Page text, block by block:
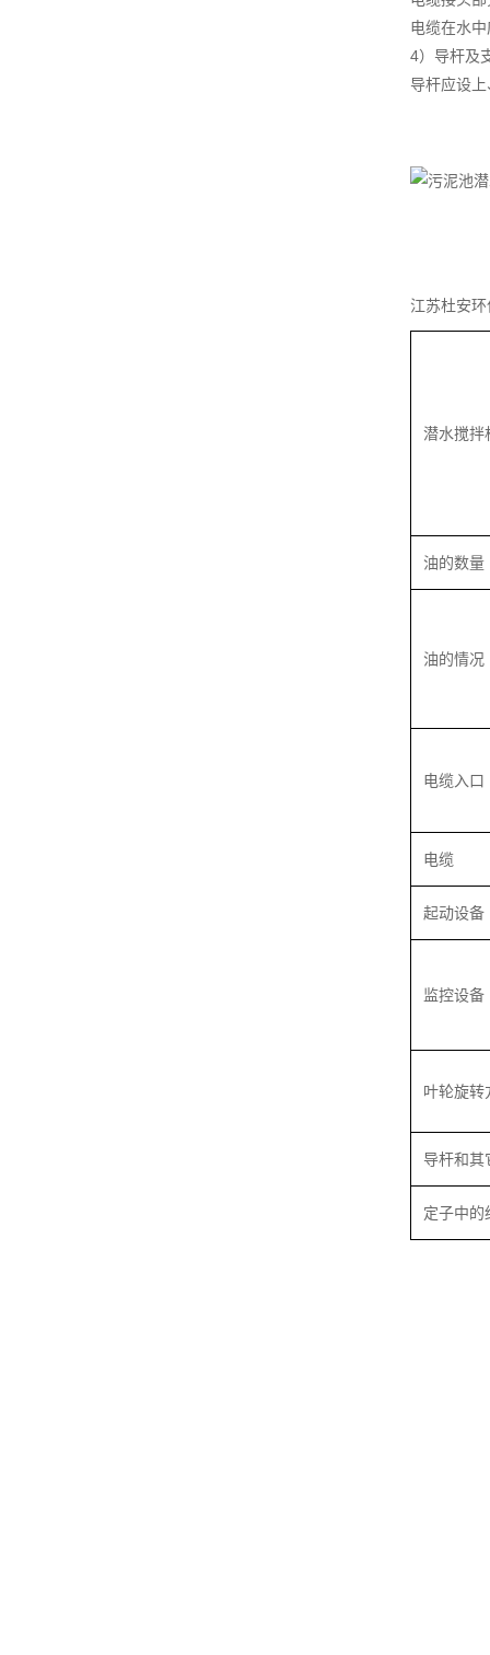
电缆在水
4）导杆及
导杆应设
江苏杜安
潜水搅拌
油的数量
油的情况
电缆入口
电缆
起动设备
监控设备
叶轮旋转
导杆和其
定子中的